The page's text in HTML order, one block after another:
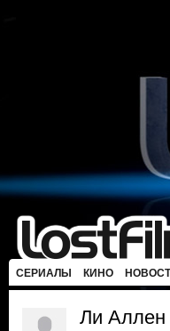
СЕРИАЛЫ КИНО
Ли Аллен